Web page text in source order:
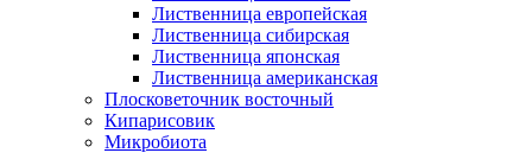
Лиственница европейская
Лиственница сибирская
Лиственница японская
Лиственница американская
Плосковеточник восточный
Кипарисовик
Микробиота